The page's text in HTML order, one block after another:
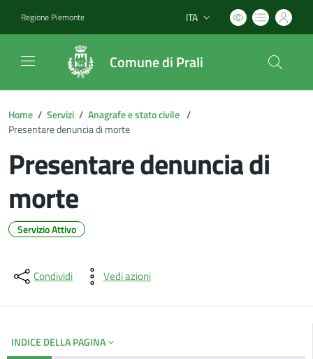
Regione Piemonte Lingua attiva:
ITA
Comune di Prali
Home / Servizi / Anagrafe e stato civile /
Presentare denuncia di morte
Presentare denuncia di
morte
Servizio Attivo
Condividi Vedi azioni
INDICE DELLA PAGINA